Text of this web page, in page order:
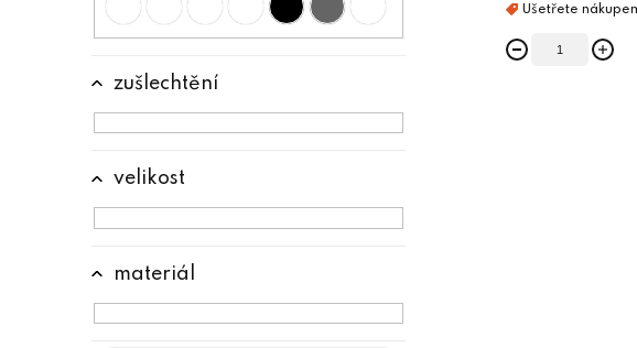
l
materiál
velikost
zušlechtění
ů
ů